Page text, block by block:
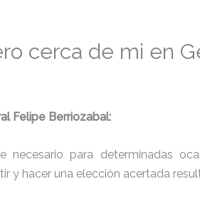
cerca de mi en
Felipe Berriozabal:
para determinadas
y hacer una elección acertada